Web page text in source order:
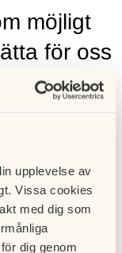
upplevelse av
Vissa cookies
med dig som
dig genom
möjligt
för oss
Dock
för att